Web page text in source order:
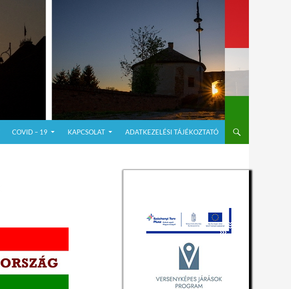
COVID – 19 KAPCSOLAT ADATKEZELÉSI TÁJÉKOZTATÓ